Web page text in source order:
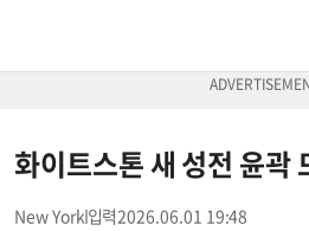
화이트스톤 새 성전 윤곽
New York 2026.06.01 19:48